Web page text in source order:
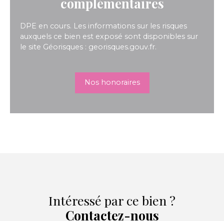
DPE en cours. Les informations sur les risques
auxquels ce bien est exposé sont disponibles sur
le site Géorisques : georisques.gouv.fr.
Nos honoraires
Intéressé par ce bien ?
Contactez-nous